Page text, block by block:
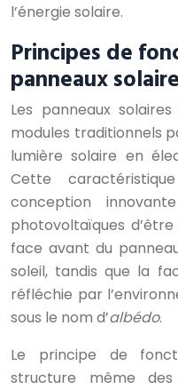
l’énergie solaire.
Principes de
panneaux
Les panneaux
modules traditionnels
lumière solaire en
Cette
conception
photovoltaïques
face avant du
soleil, tandis que la
réfléchie par
sous le nom d’albédo.
Le principe de
structure même des